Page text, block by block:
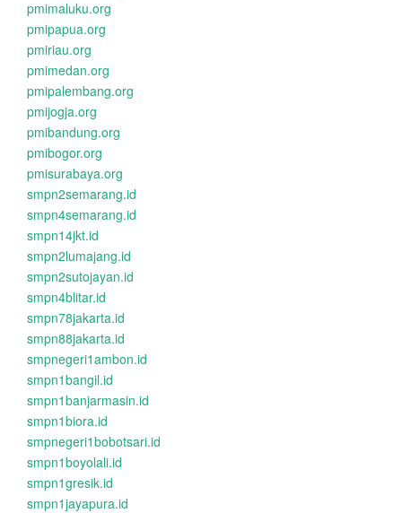
pmimaluku.org
pmipapua.org
pmiriau.org
pmimedan.org
pmipalembang.org
pmijogja.org
pmibandung.org
pmibogor.org
pmisurabaya.org
smpn2semarang.id
smpn4semarang.id
smpn14jkt.id
smpn2lumajang.id
smpn2sutojayan.id
smpn4blitar.id
smpn78jakarta.id
smpn88jakarta.id
smpnegeri1ambon.id
smpn1bangil.id
smpn1banjarmasin.id
smpn1biora.id
smpnegeri1bobotsari.id
smpn1boyolali.id
smpn1gresik.id
smpn1jayapura.id